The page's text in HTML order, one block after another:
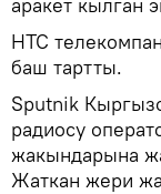
НТС
баш тартты.
Sputnik
радиосу
жакындарына
Жаткан жери